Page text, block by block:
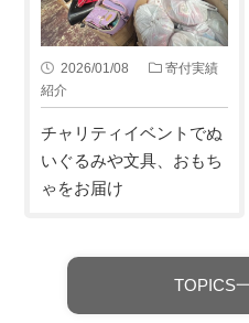
2026/01/08
寄付実績
紹介
チャリティイベントでぬ
いぐるみや文具、おもち
ゃをお届け
TOPICS